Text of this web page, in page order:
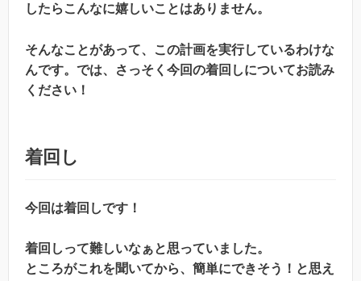
したらこんなに嬉しいことはありません。
そんなことがあって、この計画を実行しているわけな
んです。では、さっそく今回の着回しについてお読み
ください！
着回し
今回は着回しです！
着回しって難しいなぁと思っていました。
ところがこれを聞いてから、簡単にできそう！と思え